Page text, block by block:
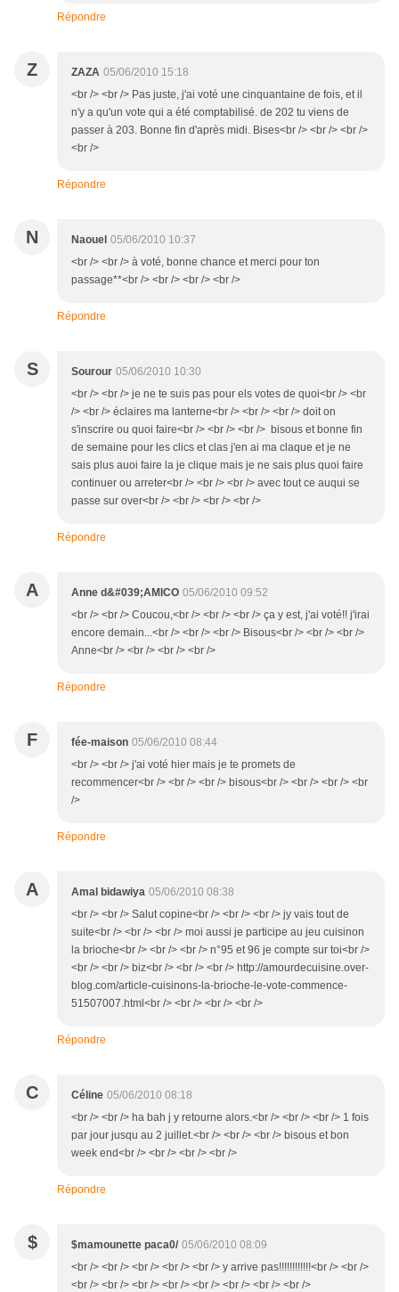
Répondre
Z ZAZA 05/06/2010 15:18
<br /> <br /> Pas juste, j'ai voté une cinquantaine de fois, et il
n'y a qu'un vote qui a été comptabilisé. de 202 tu viens de
passer à 203. Bonne fin d'après midi. Bises<br /> <br /> <br />
<br />
Répondre
N Naouel 05/06/2010 10:37
<br /> <br /> à voté, bonne chance et merci pour ton
passage**<br /> <br /> <br /> <br />
Répondre
S Sourour 05/06/2010 10:30
<br /> <br /> je ne te suis pas pour els votes de quoi<br /> <br
/> <br /> éclaires ma lanterne<br /> <br /> <br /> doit on
s'inscrire ou quoi faire<br /> <br /> <br /> bisous et bonne fin
de semaine pour les clics et clas j'en ai ma claque et je ne
sais plus auoi faire la je clique mais je ne sais plus quoi faire
continuer ou arreter<br /> <br /> <br /> avec tout ce auqui se
passe sur over<br /> <br /> <br /> <br />
Répondre
A Anne d&#039;AMICO 05/06/2010 09:52
<br /> <br /> Coucou,<br /> <br /> <br /> ça y est, j'ai voté!! j'irai
encore demain...<br /> <br /> <br /> Bisous<br /> <br /> <br />
Anne<br /> <br /> <br /> <br />
Répondre
F fée-maison 05/06/2010 08:44
<br /> <br /> j'ai voté hier mais je te promets de
recommencer<br /> <br /> <br /> bisous<br /> <br /> <br /> <br
/>
Répondre
A Amal bidawiya 05/06/2010 08:38
<br /> <br /> Salut copine<br /> <br /> <br /> jy vais tout de
suite<br /> <br /> <br /> moi aussi je participe au jeu cuisinon
la brioche<br /> <br /> <br /> n°95 et 96 je compte sur toi<br />
<br /> <br /> biz<br /> <br /> <br /> http://amourdecuisine.over-
blog.com/article-cuisinons-la-brioche-le-vote-commence-
51507007.html<br /> <br /> <br /> <br />
Répondre
C Céline 05/06/2010 08:18
<br /> <br /> ha bah j y retourne alors.<br /> <br /> <br /> 1 fois
par jour jusqu au 2 juillet.<br /> <br /> <br /> bisous et bon
week end<br /> <br /> <br /> <br />
Répondre
$ $mamounette paca0/ 05/06/2010 08:09
<br /> <br /> <br /> <br /> <br /> y arrive pas!!!!!!!!!!!!<br /> <br />
<br /> <br /> <br /> <br /> <br /> <br /> <br /> <br />